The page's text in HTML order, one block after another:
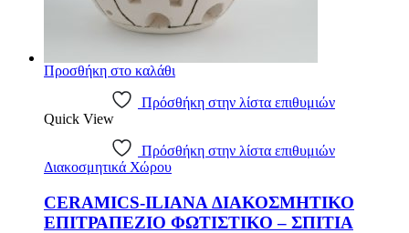
Προσθήκη στο καλάθι
Πρόσθήκη στην λίστα επιθυμιών
Quick View
Πρόσθήκη στην λίστα επιθυμιών
Διακοσμητικά Χώρου
CERAMICS-ILIANA ΔΙΑΚΟΣΜΗΤΙΚΟ
ΕΠΙΤΡΑΠΕΖΙΟ ΦΩΤΙΣΤΙΚΟ – ΣΠΙΤΙΑ